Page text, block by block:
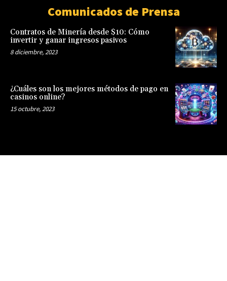
Comunicados de Prensa
Contratos de Minería desde $10: Cómo
invertir y ganar ingresos pasivos
8 diciembre, 2023
¿Cuáles son los mejores métodos de pago en
casinos online?
15 octubre, 2023